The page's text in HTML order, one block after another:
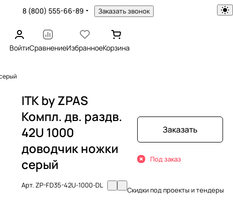
8 (800) 555-66-89 Заказать звонок
ВойтиСравнениеИзбранноеКорзина
ITK by ZPAS
Компл. дв. раздв.
42U 1000
доводчик ножки
серый
Арт.ZP-FD35-42U-1000-DL
Заказать
Под заказ
Скидки под проекты и тендеры